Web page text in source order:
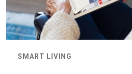
SMART LIVING